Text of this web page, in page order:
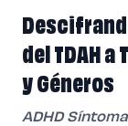
del TDAH a
y Géneros
ADHD